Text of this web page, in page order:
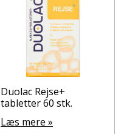
Duolac Rejse+
tabletter 60 stk.
Læs mere »